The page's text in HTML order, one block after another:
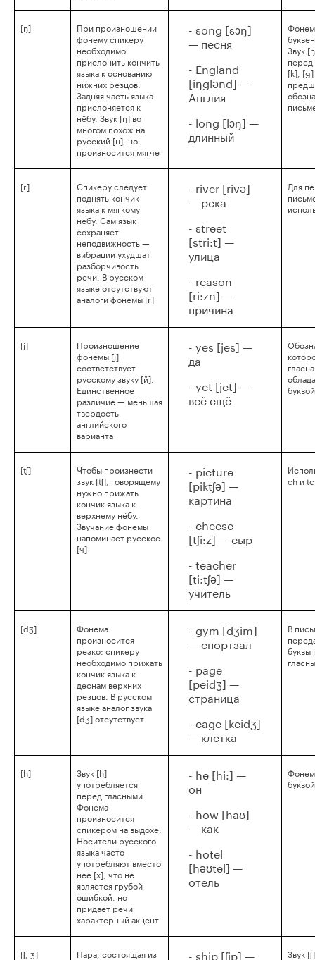
[ŋ]
При произношении
фонему спикеру
необходимо
прислонить кончить
языка к основанию
нижних резцов.
Задняя часть языка
прислоняется к
нёбу. Звук [ŋ] во
многом похож на
русский [н], но
произносится мягче
- song [sɔŋ]
— песня
- England
[iŋglənd] —
Англия
- long [lɔŋ] —
длинный
Звук
перед
[k],
[r]
Спикеру следует
поднять кончик
языка к мягкому
нёбу. Сам язык
сохраняет
неподвижность —
вибрации ухудшат
разборчивость
речи. В русском
языке отсутствуют
аналоги фонемы [r]
- river [rivə]
— река
- street
[stri:t] —
улица
- reason
[ri:zn] —
причина
Для
[j]
Произношение
фонемы [j]
соответствует
русскому звуку [й].
Единственное
различие — меньшая
твердость
английского
варианта
- yes [jes] —
да
- yet [jet] —
всё ещё
буквой
[tʃ]
Чтобы произнести
звук [tʃ], говорящему
нужно прижать
кончик языка к
верхнему нёбу.
Звучание фонемы
напоминает русское
[ч]
- picture
[piktʃə] —
картина
- cheese
[tʃi:z] — сыр
- teacher
[ti:tʃə] —
учитель
ch и
[dʒ]
Фонема
произносится
резко: спикеру
необходимо прижать
кончик языка к
деснам верхних
резцов. В русском
языке аналог звука
[dʒ] отсутствует
- gym [dʒim]
— спортзал
- page
[peidʒ] —
страница
- cage [keidʒ]
— клетка
В
буквы
[h]
Звук [h]
употребляется
перед гласными.
Фонема
произносится
спикером на выдохе.
Носители русского
языка часто
употребляют вместо
неё [х], что не
является грубой
ошибкой, но
придает речи
характерный акцент
- he [hi:] —
он
- how [haʊ]
— как
- hotel
[həʊtel] —
отель
[ʃ, ʒ]
Пара, состоящая из
- ship [ʃip] —
Звук